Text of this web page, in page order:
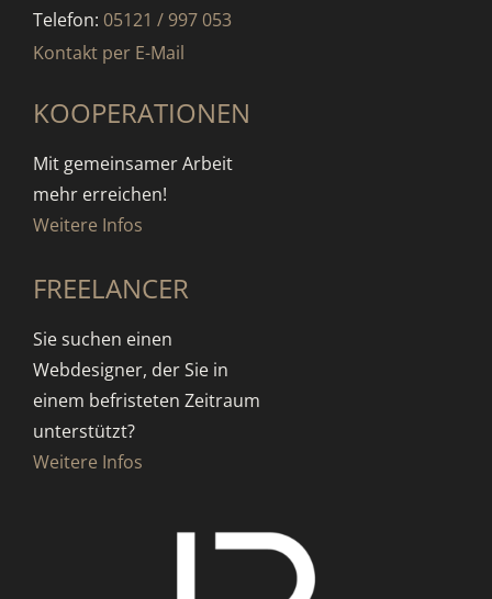
Telefon: 05121 / 997 053
Kontakt per E-Mail
KOOPERATIONEN
Mit gemeinsamer Arbeit
mehr erreichen!
Weitere Infos
FREELANCER
Sie suchen einen
Webdesigner, der Sie in
einem befristeten Zeitraum
unterstützt?
Weitere Infos